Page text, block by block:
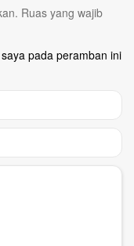
Ruas yang wajib
pada peramban ini